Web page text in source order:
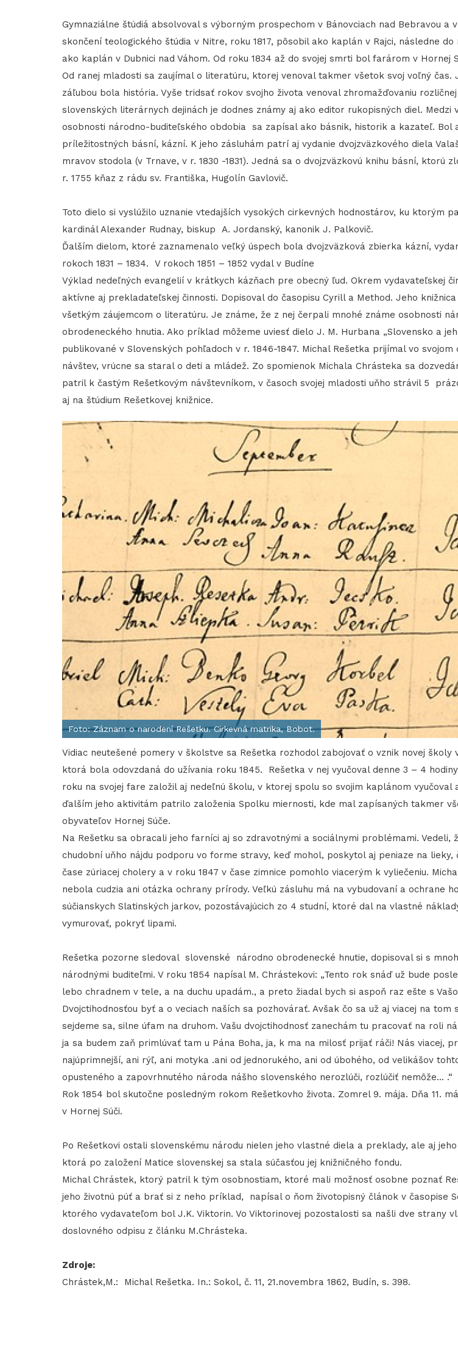
Gymnaziálne štúdiá absolvoval s výborným prospechom v Bánovciach nad Bebravou a
skončení teologického štúdia v Nitre, roku 1817, pôsobil ako kaplán v Rajci, následne do
ako kaplán v Dubnici nad Váhom. Od roku 1834 až do svojej smrti bol farárom v Hornej
Od ranej mladosti sa zaujímal o literatúru, ktorej venoval takmer všetok svoj voľný čas.
záľubou bola história. Vyše tridsať rokov svojho života venoval zhromažďovaniu
slovenských literárnych dejinách je dodnes známy aj ako editor rukopisných diel. Medzi
osobnosti národno-buditeľského obdobia sa zapísal ako básnik, historik a kazateľ. Bol
príležitostných básní, kázní. K jeho zásluhám patrí aj vydanie dvojzväzkového diela
mravov stodola (v Trnave, v r. 1830 -1831). Jedná sa o dvojzväzkovú knihu básní,
r. 1755 kňaz z rádu sv. Františka, Hugolín Gavlovič.
Toto dielo si vyslúžilo uznanie vtedajších vysokých cirkevných hodnostárov, ku ktorým
kardinál Alexander Rudnay, biskup A. Jordanský, kanonik J. Palkovič.
Ďalším dielom, ktoré zaznamenalo veľký úspech bola dvojzväzková zbierka kázní,
rokoch 1831 – 1834. V rokoch 1851 – 1852 vydal v Budíne
Výklad nedeľných evangelií v krátkych kázňach pre obecný ľud. Okrem vydavateľskej
aktívne aj prekladateľskej činnosti. Dopisoval do časopisu Cyrill a Method. Jeho
všetkým záujemcom o literatúru. Je známe, že z nej čerpali mnohé známe osobnosti
obrodeneckého hnutia. Ako príklad môžeme uviesť dielo J. M. Hurbana „Slovensko a
publikované v Slovenských pohľadoch v r. 1846-1847. Michal Rešetka prijímal vo svojom
návštev, vrúcne sa staral o deti a mládež. Zo spomienok Michala Chrásteka sa
patril k častým Rešetkovým návštevníkom, v časoch svojej mladosti uňho strávil 5
aj na štúdium Rešetkovej knižnice.
Foto: Záznam o narodení Rešetku. Cirkevná matrika, Bobot.
Vidiac neutešené pomery v školstve sa Rešetka rozhodol zabojovať o vznik novej školy
ktorá bola odovzdaná do užívania roku 1845. Rešetka v nej vyučoval denne 3 – 4
roku na svojej fare založil aj nedeľnú školu, v ktorej spolu so svojim kaplánom vyučoval
ďalším jeho aktivitám patrilo založenia Spolku miernosti, kde mal zapísaných takmer
obyvateľov Hornej Súče.
Na Rešetku sa obracali jeho farníci aj so zdravotnými a sociálnymi problémami. Vedeli,
chudobní uňho nájdu podporu vo forme stravy, keď mohol, poskytol aj peniaze na lieky,
čase zúriacej cholery a v roku 1847 v čase zimnice pomohlo viacerým k vyliečeniu.
nebola cudzia ani otázka ochrany prírody. Veľkú zásluhu má na vybudovaní a ochrane
súčianskych Slatinských jarkov, pozostávajúcich zo 4 studní, ktoré dal na vlastné
vymurovať, pokryť lipami.
Rešetka pozorne sledoval slovenské národno obrodenecké hnutie, dopisoval si s
národnými buditeľmi. V roku 1854 napísal M. Chrástekovi: „Tento rok snáď už bude
lebo chradnem v tele, a na duchu upadám., a preto žiadal bych si aspoň raz ešte s
Dvojctihodnosťou byť a o veciach naších sa pozhovárať. Avšak čo sa už aj viacej na tom
sejdeme sa, silne úfam na druhom. Vašu dvojctihodnosť zanechám tu pracovať na roli
ja sa budem zaň primlúvať tam u Pána Boha, ja, k ma na milosť prijať ráči! Nás viacej,
najúprimnejší, ani rýľ, ani motyka .ani od jednorukého, ani od úbohého, od velikášov
opusteného a zapovrhnutého národa nášho slovenského nerozlúči, rozlúčiť nemôže... .“
Rok 1854 bol skutočne posledným rokom Rešetkovho života. Zomrel 9. mája. Dňa 11.
v Hornej Súči.
Po Rešetkovi ostali slovenskému národu nielen jeho vlastné diela a preklady, ale aj
ktorá po založení Matice slovenskej sa stala súčasťou jej knižničného fondu.
Michal Chrástek, ktorý patril k tým osobnostiam, ktoré mali možnosť osobne poznať
jeho životnú púť a brať si z neho príklad, napísal o ňom životopisný článok v časopise
ktorého vydavateľom bol J.K. Viktorin. Vo Viktorinovej pozostalosti sa našli dve strany
doslovného odpisu z článku M.Chrásteka.
Zdroje:
Chrástek,M.: Michal Rešetka. In.: Sokol, č. 11, 21.novembra 1862, Budín, s. 398.